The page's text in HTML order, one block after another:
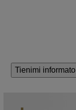
Tienimi informato